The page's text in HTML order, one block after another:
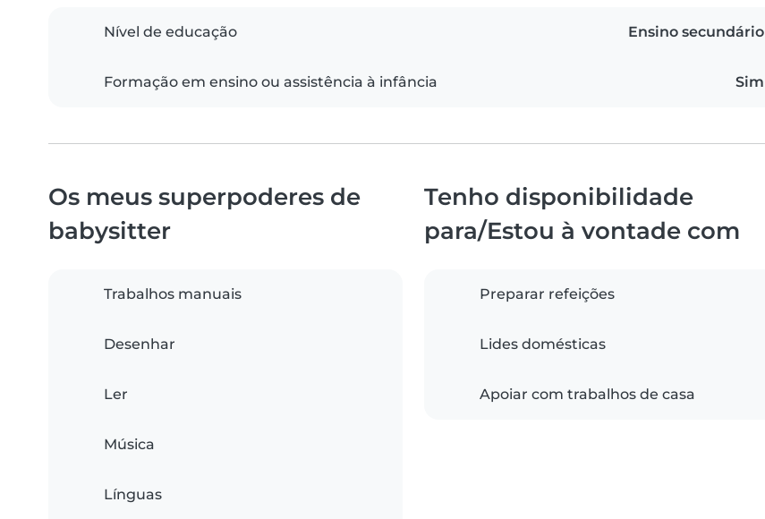
Nível de educação Ensino secundário
Formação em ensino ou assistência à infância Sim
Os meus superpoderes de
babysitter
Trabalhos manuais
Desenhar
Ler
Música
Línguas
Tenho disponibilidade
para/Estou à vontade com
Preparar refeições
Lides domésticas
Apoiar com trabalhos de casa